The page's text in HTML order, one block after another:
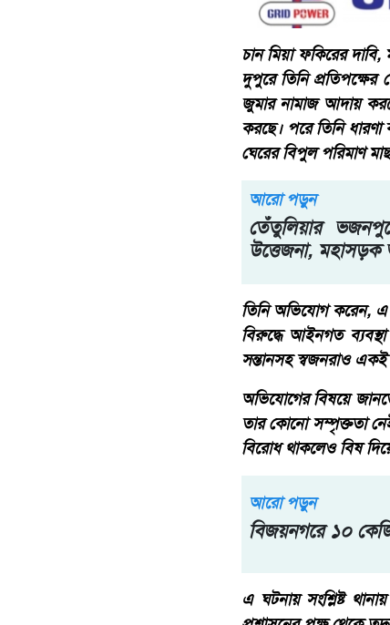
চান মিয়া ফকিরের
দুপুরে তিনি
জুমার নামাজ আদায়
করছে। পরে তিনি
ঘেরের বিপুল পরিমাণ
আরো পড়ুন
তেঁতুলিয়ার
উত্তেজনা,
তিনি অভিযোগ করেন, এ
বিরুদ্ধে আইনগত
সন্তানসহ স্বজনরাও
অভিযোগের বিষয়ে
তার কোনো সম্পৃক্ততা
বিরোধ থাকলেও বিষ
আরো পড়ুন
বিজয়নগরে ১০
এ ঘটনায় সংশ্লিষ্ট